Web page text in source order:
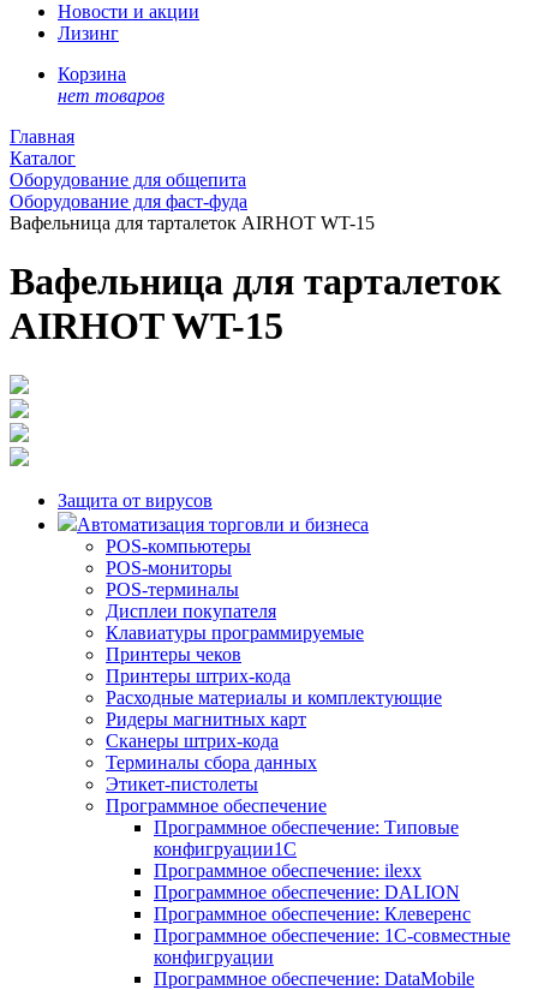
Новости и акции
Лизинг
Корзина
нет товаров
Главная
Каталог
Оборудование для общепита
Оборудование для фаст-фуда
Вафельница для тарталеток AIRHOT WT-15
Вафельница для тарталеток
AIRHOT WT-15
Защита от вирусов
Автоматизация торговли и бизнеса
POS-компьютеры
POS-мониторы
POS-терминалы
Дисплеи покупателя
Клавиатуры программируемые
Принтеры чеков
Принтеры штрих-кода
Расходные материалы и комплектующие
Ридеры магнитных карт
Сканеры штрих-кода
Терминалы сбора данных
Этикет-пистолеты
Программное обеспечение
Программное обеспечение: Типовые
конфигруации1С
Программное обеспечение: ilexx
Программное обеспечение: DALION
Программное обеспечение: Клеверенс
Программное обеспечение: 1С-совместные
конфигруации
Программное обеспечение: DataMobile